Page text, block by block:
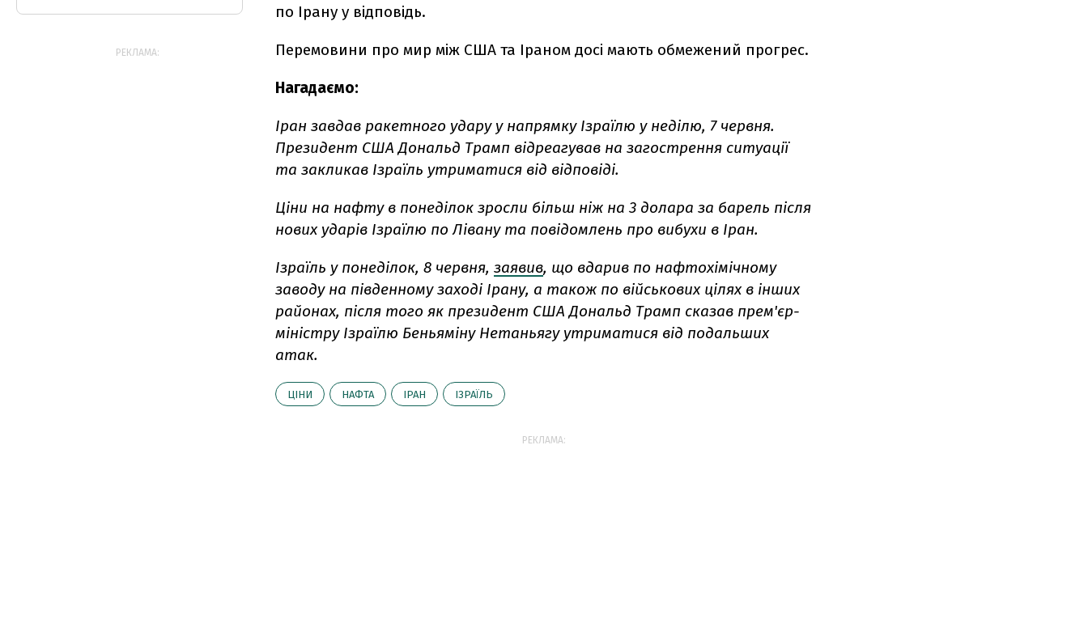
по Ірану у відповідь.
Перемовини про мир між США та Іраном досі мають обмежений прогрес.
Нагадаємо:
Іран завдав ракетного удару у напрямку Ізраїлю у неділю, 7 червня.
Президент США Дональд Трамп відреагував на загострення ситуації
та закликав Ізраїль утриматися від відповіді.
Ціни на нафту в понеділок зросли більш ніж на 3 долара за барель після
нових ударів Ізраїлю по Лівану та повідомлень про вибухи в Іран.
Ізраїль у понеділок, 8 червня, заявив, що вдарив по нафтохімічному
заводу на південному заході Ірану, а також по військових цілях в інших
районах, після того як президент США Дональд Трамп сказав прем'єр-
міністру Ізраїлю Беньяміну Нетаньягу утриматися від подальших
атак.
ЦІНИ НАФТА ІРАН ІЗРАЇЛЬ
РЕКЛАМА:
РЕКЛАМА: